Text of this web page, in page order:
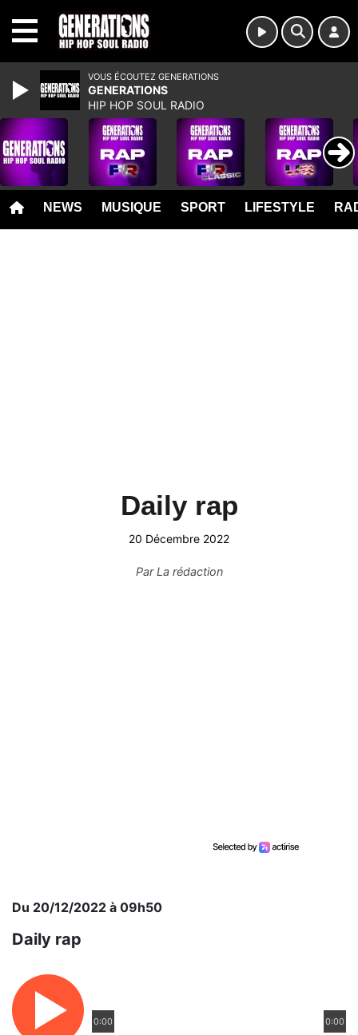
NEWS MUSIQUE SPORT LIFESTYLE
Daily rap
20 Décembre 2022
ParLa rédaction
Du 20/12/2022 à 09h50
Daily rap
0:00 0:00
VOUS ÉCOUTEZ GENERATIONS
GENERATIONS
HIP HOP SOUL RADIO